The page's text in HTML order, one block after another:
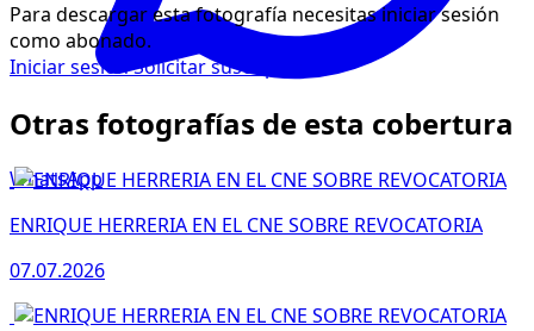
WhatsApp
Para descargar esta fotografía necesitas iniciar sesión
como abonado.
Iniciar sesiónSolicitar suscripción
Otras fotografías de esta cobertura
ENRIQUE HERRERIA EN EL CNE SOBRE REVOCATORIA
07.07.2026